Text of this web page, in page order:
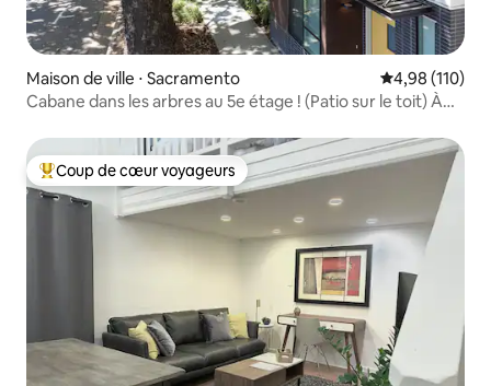
Maison de ville ⋅ Sacramento Évaluation
4,98 (110)
Cabane dans les arbres au 5e étage ! (Patio sur le toit) À
Coups de cœur voyageurs les plus appréciés
Coup de cœur voyageurs